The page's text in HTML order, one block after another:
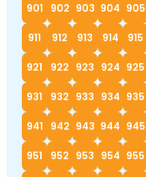
901 902 903 904 905
911 912 913 914 915
921 922 923 924 925
931 932 933 934 935
941 942 943 944 945
951 952 953 954 955